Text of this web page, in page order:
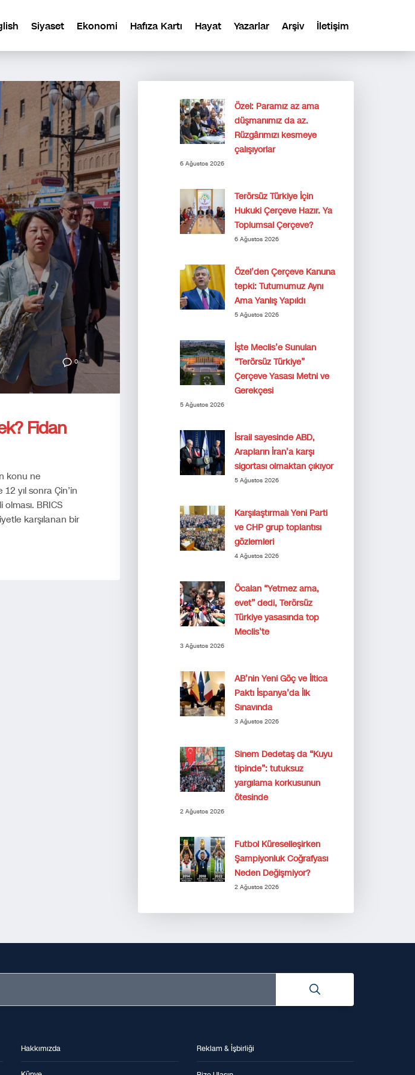
Siyaset Ekonomi Hafıza Kartı Hayat Yazarlar Arşiv İletişim
0
Fidan
konu ne
yıl sonra Çin’in
BRICS
karşılanan bir
Özel: Paramız az ama
düşmanımız da az.
Rüzgârımızı kesmeye
çalışıyorlar
6 Ağustos 2026
Terörsüz Türkiye İçin
Hukuki Çerçeve Hazır. Ya
Toplumsal Çerçeve?
6 Ağustos 2026
Özel’den Çerçeve Kanuna
tepki: Tutumumuz Aynı
Ama Yanlış Yapıldı
5 Ağustos 2026
İşte Meclis’e Sunulan
“Terörsüz Türkiye”
Çerçeve Yasası Metni ve
Gerekçesi
5 Ağustos 2026
İsrail sayesinde ABD,
Arapların İran’a karşı
sigortası olmaktan çıkıyor
5 Ağustos 2026
Karşılaştırmalı Yeni Parti
ve CHP grup toplantısı
gözlemleri
4 Ağustos 2026
Öcalan “Yetmez ama,
evet” dedi, Terörsüz
Türkiye yasasında top
Meclis’te
3 Ağustos 2026
AB’nin Yeni Göç ve İltica
Paktı İspanya’da İlk
Sınavında
3 Ağustos 2026
Sinem Dedetaş da “Kuyu
tipinde”: tutuksuz
yargılama korkusunun
ötesinde
2 Ağustos 2026
Futbol Küreselleşirken
Şampiyonluk Coğrafyası
Neden Değişmiyor?
2 Ağustos 2026
Hakkımızda Reklam & İşbirliği